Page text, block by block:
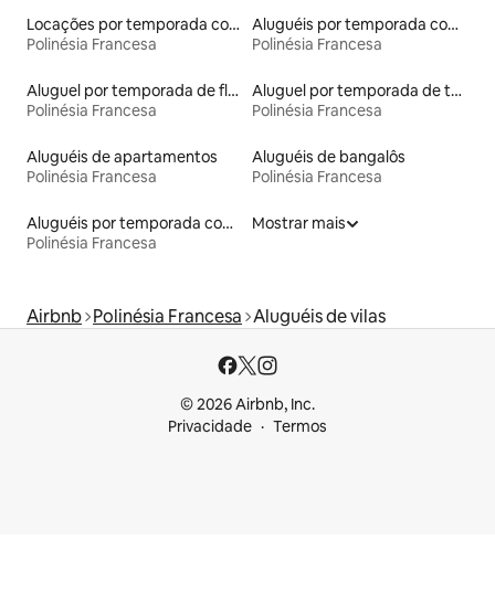
Locações por temporada com piscina
Polinésia Francesa
Aluguéis por temporada com acesso ao lago
Polinésia Francesa
Aluguel por temporada de flats
Polinésia Francesa
Aluguel por temporada de tendas
Polinésia Francesa
Aluguéis de apartamentos
Polinésia Francesa
Aluguéis de bangalôs
Polinésia Francesa
Aluguéis por temporada com acesso à praia
Polinésia Francesa
Mostrar mais
Airbnb Polinésia Francesa Aluguéis de vilas
© 2026 Airbnb, Inc.
Privacidade
Termos